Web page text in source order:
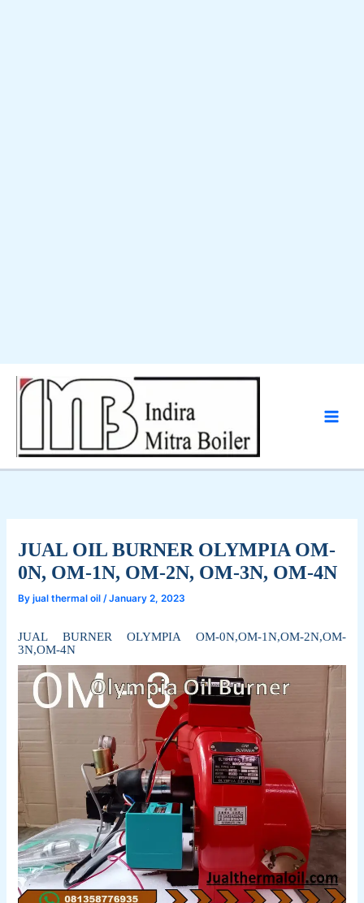
Skip
JUAL OIL BURNER OLYMPIA OM-
0N, OM-1N, OM-2N, OM-3N, OM-4N
Byjual thermal oil/January 2, 2023
JUAL BURNER OLYMPIA OM-0N,OM-1N,OM-2N,OM-
3N,OM-4N